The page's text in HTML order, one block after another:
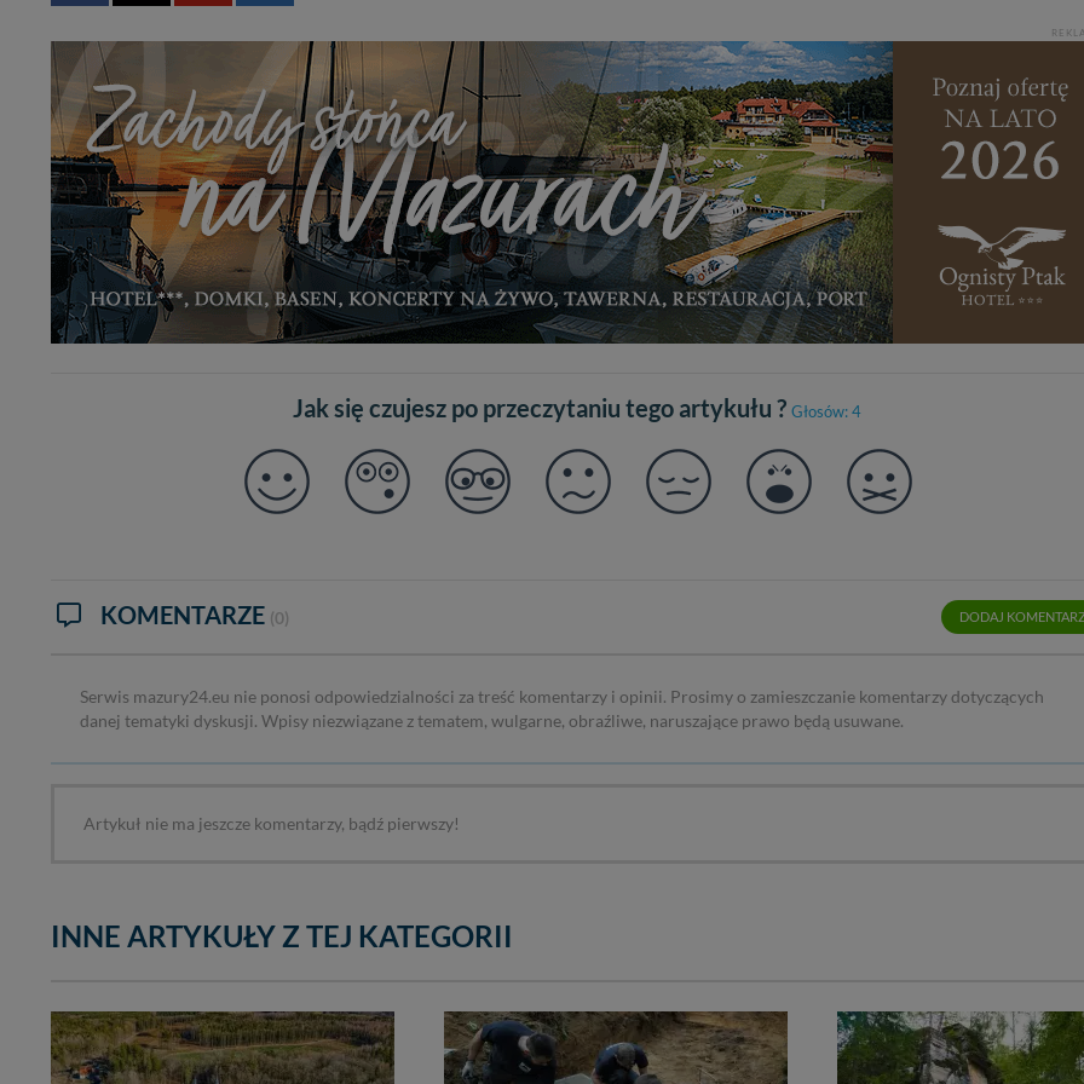
Jak się czujesz po przeczytaniu tego artykułu ? Głosów: 4
KOMENTARZE (0) DODAJ
Serwis mazury24.eu nie ponosi odpowiedzialności za treść komentarzy i opinii. Prosimy o zamieszczanie komentarzy dotyczących
danej tematyki dyskusji. Wpisy niezwiązane z tematem, wulgarne, obraźliwe, naruszające prawo będą usuwane.
Artykuł nie ma jeszcze komentarzy, bądź pierwszy!
INNE ARTYKUŁY Z TEJ KATEGORII